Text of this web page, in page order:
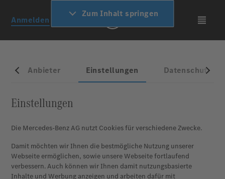
Zum Inhalt springen
Anmelden Menü
Anbieter Einstellungen Datenschutz
Einstellungen
Die Mercedes-Benz AG nutzt Cookies für verschiedene Zwecke.
Damit möchten wir Ihnen die bestmögliche Nutzung unserer
Webseite ermöglichen, sowie unsere Webseite fortlaufend
verbessern. Auch können wir Ihnen damit nutzungsbasierte
Inhalte und Werbung anzeigen und arbeiten dafür mit